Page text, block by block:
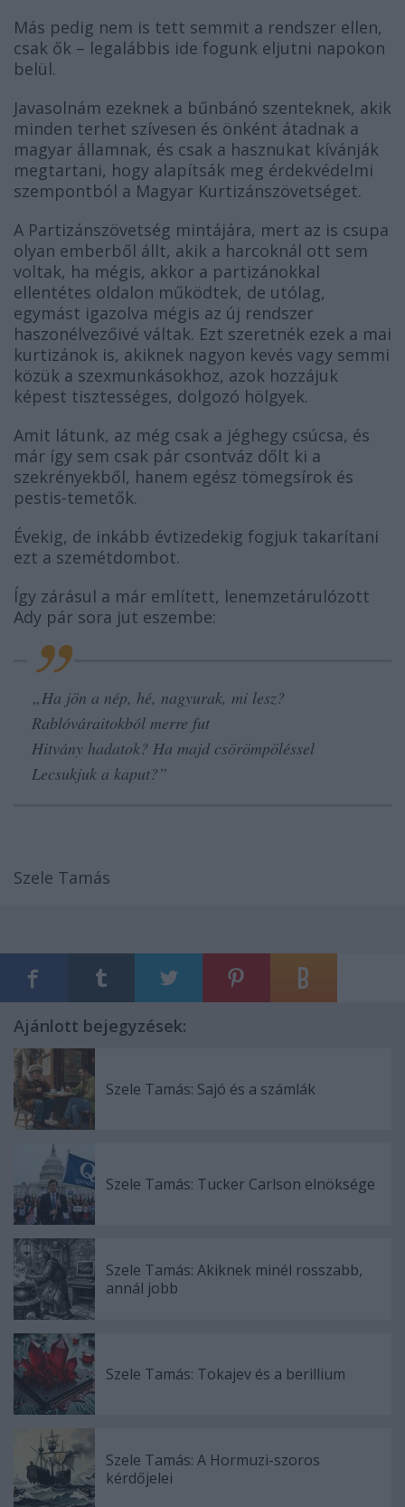
Más pedig nem is tett semmit a rendszer ellen,
csak ők – legalábbis ide fogunk eljutni napokon
belül.
Javasolnám ezeknek a bűnbánó szenteknek, akik
minden terhet szívesen és önként átadnak a
magyar államnak, és csak a hasznukat kívánják
megtartani, hogy alapítsák meg érdekvédelmi
szempontból a Magyar Kurtizánszövetséget.
A Partizánszövetség mintájára, mert az is csupa
olyan emberből állt, akik a harcoknál ott sem
voltak, ha mégis, akkor a partizánokkal
ellentétes oldalon működtek, de utólag,
egymást igazolva mégis az új rendszer
haszonélvezőivé váltak. Ezt szeretnék ezek a mai
kurtizánok is, akiknek nagyon kevés vagy semmi
közük a szexmunkásokhoz, azok hozzájuk
képest tisztességes, dolgozó hölgyek.
Amit látunk, az még csak a jéghegy csúcsa, és
már így sem csak pár csontváz dőlt ki a
szekrényekből, hanem egész tömegsírok és
pestis-temetők.
Évekig, de inkább évtizedekig fogjuk takarítani
ezt a szemétdombot.
Így zárásul a már említett, lenemzetárulózott
Ady pár sora jut eszembe:
„Ha jön a nép, hé, nagyurak, mi lesz?
Rablóváraitokból merre fut
Hitvány hadatok? Ha majd csörömpöléssel
Lecsukjuk a kaput?”
Szele Tamás
Ajánlott bejegyzések:
Szele Tamás: Sajó és a számlák
Szele Tamás: Tucker Carlson elnöksége
Szele Tamás: Akiknek minél rosszabb,
annál jobb
Szele Tamás: Tokajev és a berillium
Szele Tamás: A Hormuzi-szoros
kérdőjelei